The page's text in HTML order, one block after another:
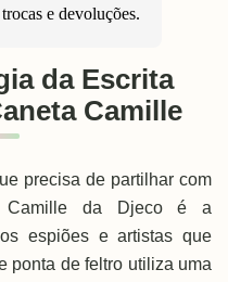
trocas e devoluções.
da Escrita
Camille
precisa de partilhar com
Camille da Djeco é a
espiões e artistas que
ponta de feltro utiliza uma